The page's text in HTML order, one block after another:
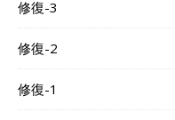
修復-3
修復-2
修復-1